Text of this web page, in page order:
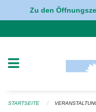
Navigation überspringen
Zu den
STARTSEITE